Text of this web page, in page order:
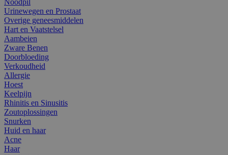
Urinewegen en Prostaat
Overige geneesmiddelen
Hart en Vaatstelsel
Aambeien
Zware Benen
Doorbloeding
Verkoudheid
Allergie
Hoest
Keelpijn
Rhinitis en Sinusitis
Zoutoplossingen
Snurken
Huid en haar
Acne
Haar